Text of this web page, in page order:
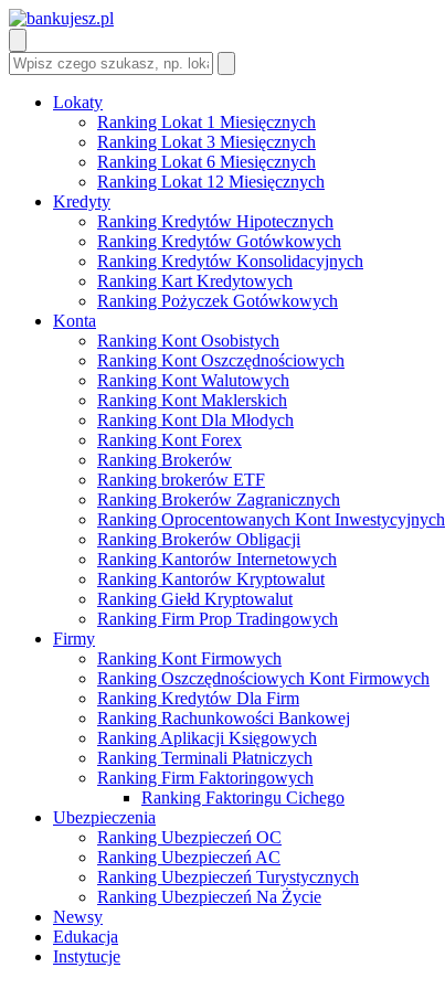
Lokaty
Ranking Lokat 1 Miesięcznych
Ranking Lokat 3 Miesięcznych
Ranking Lokat 6 Miesięcznych
Ranking Lokat 12 Miesięcznych
Kredyty
Ranking Kredytów Hipotecznych
Ranking Kredytów Gotówkowych
Ranking Kredytów Konsolidacyjnych
Ranking Kart Kredytowych
Ranking Pożyczek Gotówkowych
Konta
Ranking Kont Osobistych
Ranking Kont Oszczędnościowych
Ranking Kont Walutowych
Ranking Kont Maklerskich
Ranking Kont Dla Młodych
Ranking Kont Forex
Ranking Brokerów
Ranking brokerów ETF
Ranking Brokerów Zagranicznych
Ranking Oprocentowanych Kont Inwestycyjnych
Ranking Brokerów Obligacji
Ranking Kantorów Internetowych
Ranking Kantorów Kryptowalut
Ranking Giełd Kryptowalut
Ranking Firm Prop Tradingowych
Firmy
Ranking Kont Firmowych
Ranking Oszczędnościowych Kont Firmowych
Ranking Kredytów Dla Firm
Ranking Rachunkowości Bankowej
Ranking Aplikacji Księgowych
Ranking Terminali Płatniczych
Ranking Firm Faktoringowych
Ranking Faktoringu Cichego
Ubezpieczenia
Ranking Ubezpieczeń OC
Ranking Ubezpieczeń AC
Ranking Ubezpieczeń Turystycznych
Ranking Ubezpieczeń Na Życie
Newsy
Edukacja
Instytucje